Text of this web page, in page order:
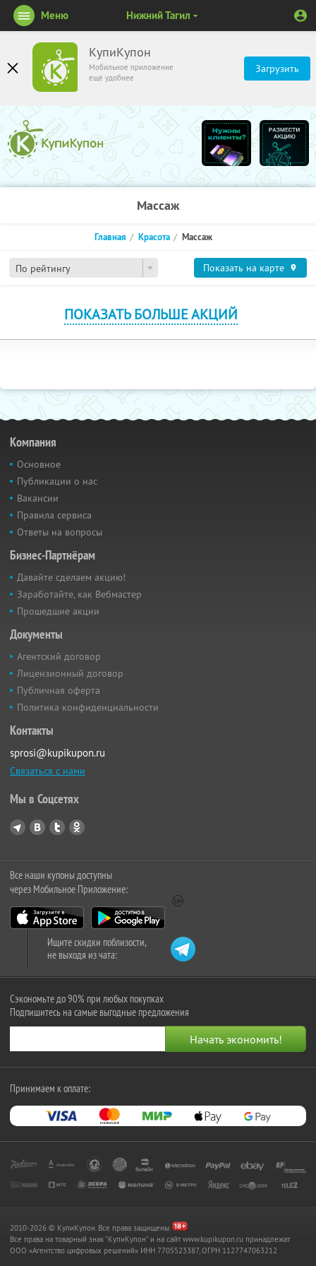
КупиКупон
Мобильное приложение
ещё удобнее
Загрузить
Меню Нижний Тагил
Массаж
По рейтингу
Главная Красота Массаж
Показать на карте
ПОКАЗАТЬ БОЛЬШЕ АКЦИЙ
Компания
Основное
Публикации о нас
Вакансии
Правила сервиса
Ответы на вопросы
Бизнес-Партнёрам
Давайте сделаем акцию!
Заработайте, как Вебмастер
Прошедшие акции
Документы
Агентский договор
Лицензионный договор
Публичная оферта
Политика конфиденциальности
Контакты
sprosi@kupikupon.ru
Связаться с нами
Мы в Соцсетях
Все наши купоны доступны
через Мобильное Приложение:
Ищите скидки поблизости,
не выходя из чата:
Сэкономьте до 90% при любых покупках
Подпишитесь на самые выгодные предложения
Принимаем к оплате:
2010-2026 © КупиКупон. Все права защищены.
Все права на товарный знак "КупиКупон" и на сайт www.kupikupon.ru принадлежат
OOO «Агентство цифровых решений» ИНН 7705523387, ОГРН 1127747063212